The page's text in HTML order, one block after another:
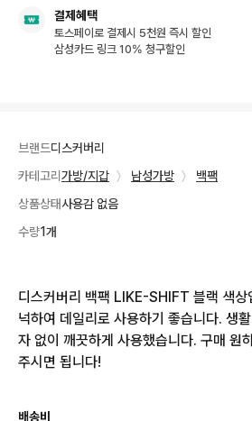
결제혜택
토스페이로 결제시 5천원 즉시 할인
삼성카드 링크 10% 청구할인
브랜드디스커버리
카테고리 가방/지갑 〉 남성가방 〉
백팩
상품상태사용감 없음
수량1개
디스커버리 백팩 LIKE-SHIFT 블랙 색상
넉하여 데일리로 사용하기 좋습니다. 생
자 없이 깨끗하게 사용했습니다. 구매 원
주시면 됩니다!
배송비